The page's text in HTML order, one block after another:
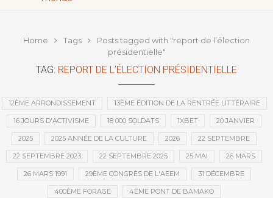
Home Tags
Posts tagged with "report de l’élection
présidentielle"
TAG: REPORT DE L’ÉLECTION PRÉSIDENTIELLE
12ÈME ARRONDISSEMENT 13ÈME ÉDITION DE LA RENTRÉE LITTÉRAIRE
16 JOURS D'ACTIVISME 18 000 SOLDATS 1XBET 20 JANVIER
2025 2025 ANNÉE DE LA CULTURE 2026 22 SEPTEMBRE
22 SEPTEMBRE 2023 22 SEPTEMBRE 2025 25 MAI 26 MARS
26 MARS 1991 29ÈME CONGRÈS DE L'AEEM 31 DÉCEMBRE
400ÈME FORAGE 4ÈME PONT DE BAMAKO